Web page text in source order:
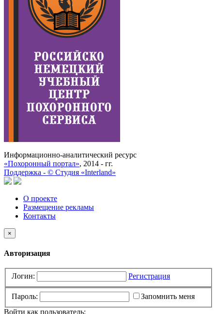
Информационно-аналитический ресурс
«Похоронный портал», 2014 - гг.
Поддержка - © Cтудия «Interland»
О проекте
Размещение рекламы
Контакты
×
Авторизация
Логин: Регистрация
Пароль:
Запомнить меня
Войти как пользователь: